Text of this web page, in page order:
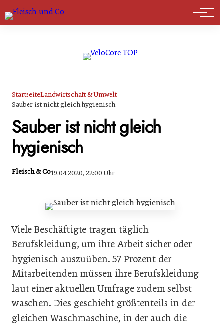
Marktführer
StartseiteLandwirtschaft & Umwelt
Sauber ist nicht gleich hygienisch
Sauber ist nicht gleich
hygienisch
Fleisch & Co19.04.2020, 22:00 Uhr
Viele Beschäftigte tragen täglich
Berufskleidung, um ihre Arbeit sicher oder
hygienisch auszuüben. 57 Prozent der
Mitarbeitenden müssen ihre Berufskleidung
laut einer aktuellen Umfrage zudem selbst
waschen. Dies geschieht größtenteils in der
gleichen Waschmaschine, in der auch die